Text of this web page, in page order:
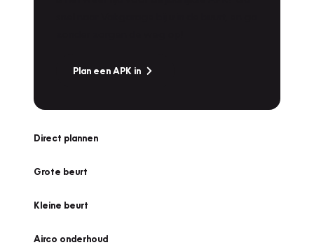
Plan een APK in
Direct plannen
Grote beurt
Kleine beurt
Airco onderhoud